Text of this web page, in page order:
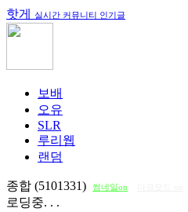
핫게 실시간 커뮤니티 인기글
보배
오유
SLR
루리웹
랜덤
종합 (5101331) 썸네일on
로딩중. . .